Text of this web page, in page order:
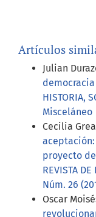
Artículos
Julian
HISTORIA,
Misceláneo
Cecilia
proyecto
REVISTA DE
Núm. 26
Oscar